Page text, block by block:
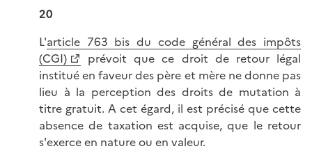
20
L'article 763 bis du code général des impôts
(CGI)
prévoit que ce droit de retour légal
institué en faveur des père et mère ne donne pas
lieu à la perception des droits de mutation à
titre gratuit. A cet égard, il est précisé que cette
absence de taxation est acquise, que le retour
s'exerce en nature ou en valeur.